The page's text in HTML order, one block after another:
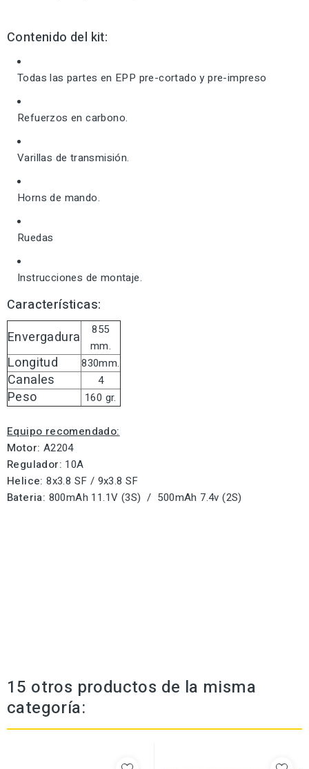
Contenido del kit:
Todas las partes en EPP pre-cortado y pre-impreso
Refuerzos en carbono.
Varillas de transmisión.
Horns de mando.
Ruedas
Instrucciones de montaje.
Características:
Envergadura
855
mm.
Longitud 830mm.
Canales 4
Peso 160 gr.
Equipo recomendado:
Motor: A2204
Regulador: 10A
Helice: 8x3.8 SF / 9x3.8 SF
Bateria: 800mAh 11.1V (3S) / 500mAh 7.4v (2S)
15 otros productos de la misma
categoría: